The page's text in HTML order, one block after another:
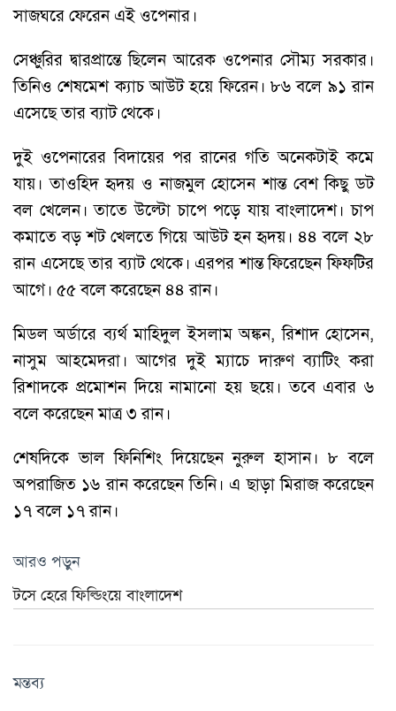
সাজঘরে ফেরেন এই ওপেনার।
সেঞ্চুরির দ্বারপ্রান্তে ছিলেন আরেক ওপেনার সৌম্য সরকার।
তিনিও শেষমেশ ক্যাচ আউট হয়ে ফিরেন। ৮৬ বলে ৯১ রান
এসেছে তার ব্যাট থেকে।
দুই ওপেনারের বিদায়ের পর রানের গতি অনেকটাই কমে
যায়। তাওহিদ হৃদয় ও নাজমুল হোসেন শান্ত বেশ কিছু ডট
বল খেলেন। তাতে উল্টো চাপে পড়ে যায় বাংলাদেশ। চাপ
কমাতে বড় শট খেলতে গিয়ে আউট হন হৃদয়। ৪৪ বলে ২৮
রান এসেছে তার ব্যাট থেকে। এরপর শান্ত ফিরেছেন ফিফটির
আগে। ৫৫ বলে করেছেন ৪৪ রান।
মিডল অর্ডারে ব্যর্থ মাহিদুল ইসলাম অঙ্কন, রিশাদ হোসেন,
নাসুম আহমেদরা। আগের দুই ম্যাচে দারুণ ব্যাটিং করা
রিশাদকে প্রমোশন দিয়ে নামানো হয় ছয়ে। তবে এবার ৬
বলে করেছেন মাত্র ৩ রান।
শেষদিকে ভাল ফিনিশিং দিয়েছেন নুরুল হাসান। ৮ বলে
অপরাজিত ১৬ রান করেছেন তিনি। এ ছাড়া মিরাজ করেছেন
১৭ বলে ১৭ রান।
আরও পড়ুন
টসে হেরে ফিল্ডিংয়ে বাংলাদেশ
মন্তব্য